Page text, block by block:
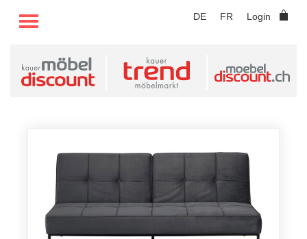
DE FR Login
TOGGLE MENU